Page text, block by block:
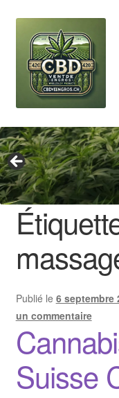
navigation
contenu
Revendeur
Grossiste Cannabis
Huile de CBD
Boutures de CBD
Brands
Contact
Publié le 6 septembre
un commentaire
Suisse